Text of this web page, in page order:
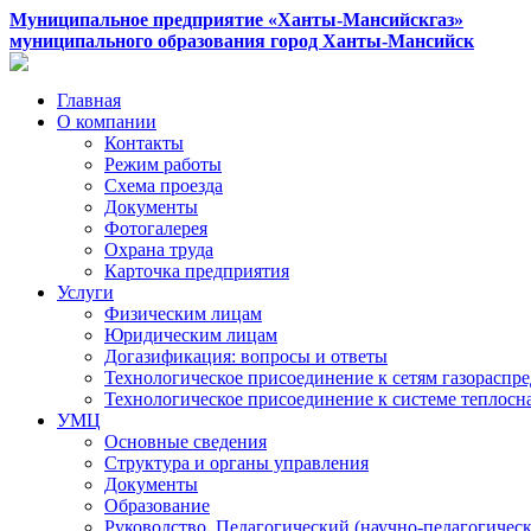
Муниципальное предприятие «Ханты-Мансийскгаз»
муниципального образования город Ханты-Мансийск
Главная
О компании
Контакты
Режим работы
Схема проезда
Документы
Фотогалерея
Охрана труда
Карточка предприятия
Услуги
Физическим лицам
Юридическим лицам
Догазификация: вопросы и ответы
Технологическое присоединение к сетям
Технологическое присоединение к системе
УМЦ
Основные сведения
Структура и органы управления
Документы
Образование
Руководство. Педагогический (научно-